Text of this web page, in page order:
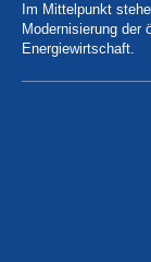
Im Mittelpunkt
Modernisierung der
Energiewirtschaft.